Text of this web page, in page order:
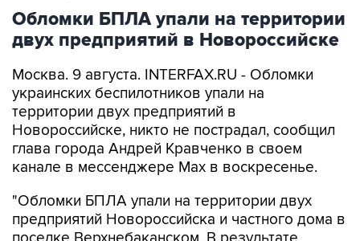
Обломки БПЛА упали на территории
двух предприятий в Новороссийске
Москва. 9 августа. INTERFAX.RU - Обломки
украинских беспилотников упали на
территории двух предприятий в
Новороссийске, никто не пострадал, сообщил
глава города Андрей Кравченко в своем
канале в мессенджере Max в воскресенье.
"Обломки БПЛА упали на территории двух
предприятий Новороссийска и частного дома в